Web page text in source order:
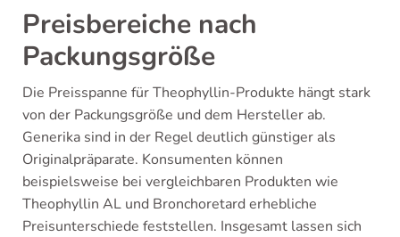
Preisbereiche nach
Packungsgröße
Die Preisspanne für Theophyllin-Produkte hängt stark
von der Packungsgröße und dem Hersteller ab.
Generika sind in der Regel deutlich günstiger als
Originalpräparate. Konsumenten können
beispielsweise bei vergleichbaren Produkten wie
Theophyllin AL und Bronchoretard erhebliche
Preisunterschiede feststellen. Insgesamt lassen sich